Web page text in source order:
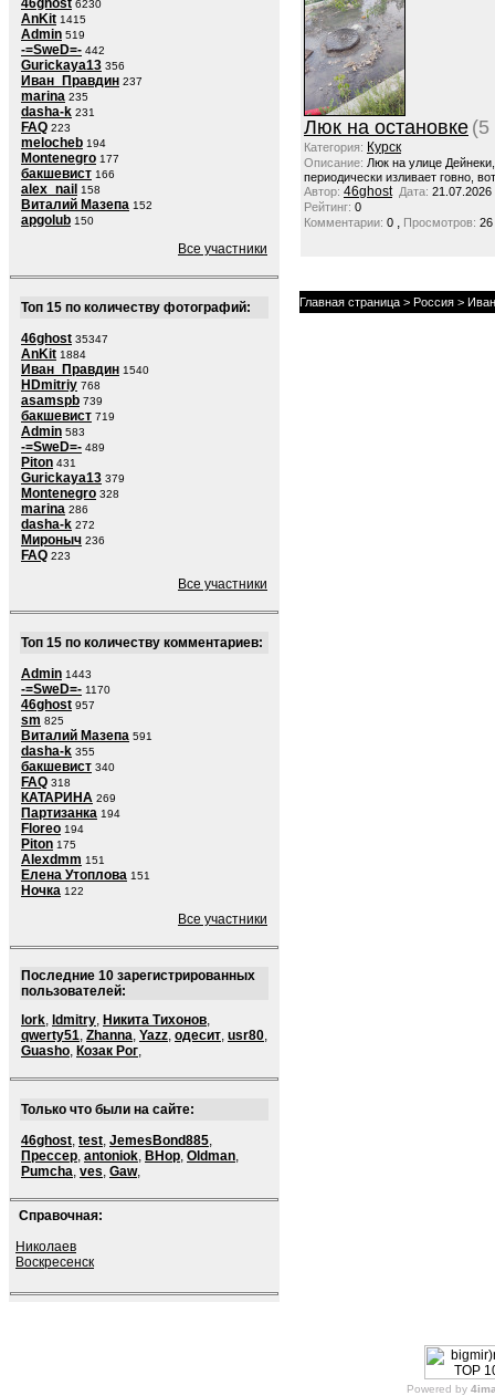
46ghost 6230
AnKit 1415
Admin 519
-=SweD=- 442
Gurickaya13 356
Иван_Правдин 237
marina 235
dasha-k 231
FAQ 223
melocheb 194
Montenegro 177
бакшевист 166
alex_nail 158
Виталий Мазепа 152
apgolub 150
Все участники
Топ 15 по количеству фотографий:
46ghost 35347
AnKit 1884
Иван_Правдин 1540
HDmitriy 768
asamspb 739
бакшевист 719
Admin 583
-=SweD=- 489
Piton 431
Gurickaya13 379
Montenegro 328
marina 286
dasha-k 272
Мироныч 236
FAQ 223
Все участники
Топ 15 по количеству комментариев:
Admin 1443
-=SweD=- 1170
46ghost 957
sm 825
Виталий Мазепа 591
dasha-k 355
бакшевист 340
FAQ 318
КАТАРИНА 269
Партизанка 194
Floreo 194
Piton 175
Alexdmm 151
Елена Утоплова 151
Ночка 122
Все участники
Последние 10 зарегистрированных
пользователей:
lork, ldmitry, Никита Тихонов,
qwerty51, Zhanna, Yazz, одесит, usr80,
Guasho, Козак Рог,
Только что были на сайте:
46ghost, test, JemesBond885,
Прессер, antoniok, BHop, Oldman,
Pumcha, ves, Gaw,
Справочная:
Николаев
Воскресенск
Люк на остановке (5
Категория: Курск
Описание: Люк на улице
периодически изливает говно,
Автор: 46ghost Дата: 21.07.2026
Рейтинг: 0
Комментарии: 0 , Просмотров: 26
Главная страница > Россия >
Powered by